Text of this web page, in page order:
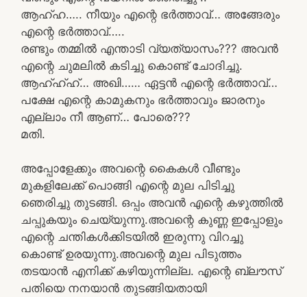
ആഹ്ഹ….. നീയും എന്റെ ഭർത്താവ്… അങ്ങേരും
എന്റെ ഭർത്താവ്…..
രണ്ടും തമ്മിൽ എന്താടി വ്യത്യാസം??? അവൻ
എന്റെ ചുമലിൽ കടിച്ചു കൊണ്ട് ചോദിച്ചു.
ആഹ്ഹ്ഹ്… അഖി…… ഏട്ടൻ എന്റെ ഭർത്താവ്…
പക്ഷേ എന്റെ കാമുകനും ഭർത്താവും ജാരനും
എല്ലാം നീ ആണ്… പോരെ???
മതി.
അപ്പോളേക്കും അവന്റെ കൈകൾ വീണ്ടും
മുകളിലേക്ക് പൊങ്ങി എന്റെ മുല പിടിച്ചു
ഞെരിച്ചു തുടങ്ങി. ഒപ്പം അവൻ എന്റെ കഴുത്തിൽ
ചപ്പുകയും ചെയ്യുന്നു.അവന്റെ കുണ്ണ ഇപ്പോളും
എന്റെ ചന്തികൾക്കിടയിൽ ഇരുന്നു വിറച്ചു
കൊണ്ട് ഉരയുന്നു.അവന്റെ മുല പിടുത്തം
തടയാൻ എനിക്ക് കഴിയുന്നില്ല. എന്റെ ബ്ലൗസ്
പതിയെ നനയാൻ തുടങ്ങിയതായി